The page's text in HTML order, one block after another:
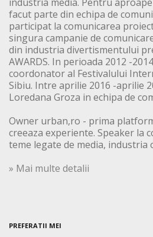
facut parte din echipa de
participat la comunicarea
singura campanie de
din industria divertismentului
AWARDS. In perioada 2012 -
coordonator al Festivalului
Sibiu. Intre aprilie 2016 -aprilie
Loredana Groza in echipa de
Owner urban,ro - prima
creeaza experiente. Speaker la
teme legate de media, industria
» Mai multe detalii
PREFERATII MEI